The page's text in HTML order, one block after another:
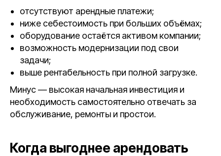
отсутствуют арендные платежи;
ниже себестоимость при больших объёмах;
оборудование остаётся активом компании;
возможность модернизации под свои
задачи;
выше рентабельность при полной загрузке.
Минус — высокая начальная инвестиция и
необходимость самостоятельно отвечать за
обслуживание, ремонты и простои.
Когда выгоднее арендовать